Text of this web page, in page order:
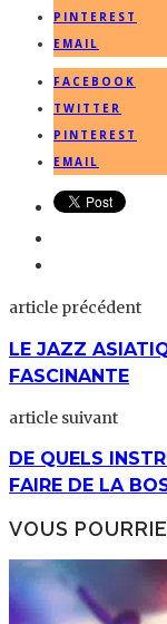
PINTEREST
EMAIL
FACEBOOK
TWITTER
PINTEREST
EMAIL
article précédent
LE JAZZ
FASCINANTE
article suivant
DE QUELS
FAIRE DE LA
VOUS